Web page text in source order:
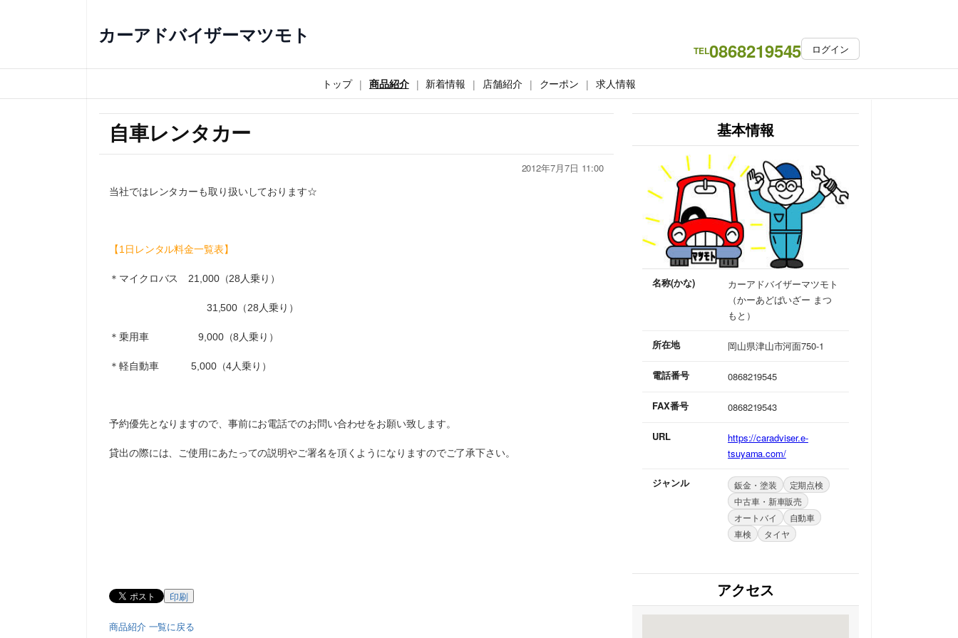
カーアドバイザーマツモト
TEL0868219545 ログイン
トップ 商品紹介 新着情報 店舗紹介 クーポン 求人情報
自車レンタカー
2012年7月7日 11:00
当社ではレンタカーも取り扱いしております☆
【1日レンタル料金一覧表】
＊マイクロバス 21,000（28人乗り）
31,500（28人乗り）
＊乗用車 9,000（8人乗り）
＊軽自動車 5,000（4人乗り）
予約優先となりますので、事前にお電話でのお問い合わせをお願い致します。
貸出の際には、ご使用にあたっての説明やご署名を頂くようになりますのでご了承下さい。
印刷
商品紹介 一覧に戻る
基本情報
名称(かな)
カーアドバイザーマツモト
（かーあどばいざー まつ
もと）
所在地 岡山県津山市河面750-1
電話番号 0868219545
FAX番号 0868219543
URL
https://caradviser.e-
tsuyama.com/
ジャンル 鈑金・塗装
定期点検
中古車・新車販売
オートバイ
自動車
車検
タイヤ
アクセス